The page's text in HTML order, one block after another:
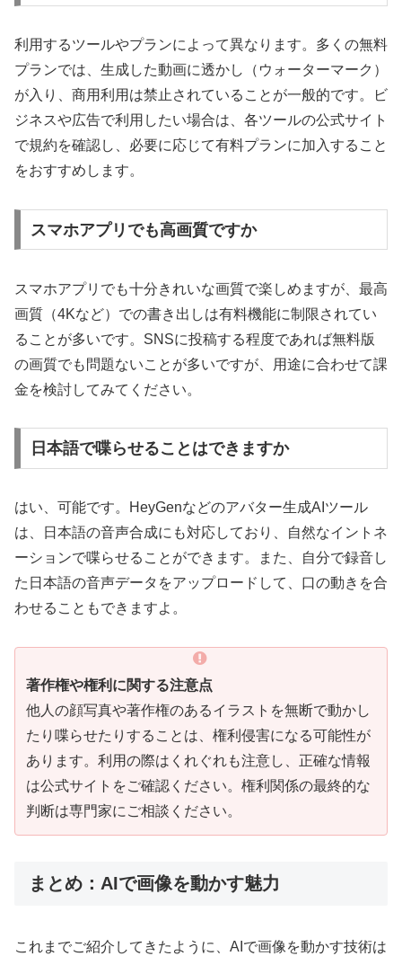
利用するツールやプランによって異なります。多くの無料
プランでは、生成した動画に透かし（ウォーターマーク）
が入り、商用利用は禁止されていることが一般的です。ビ
ジネスや広告で利用したい場合は、各ツールの公式サイト
で規約を確認し、必要に応じて有料プランに加入すること
をおすすめします。
スマホアプリでも高画質ですか
スマホアプリでも十分きれいな画質で楽しめますが、最高
画質（4Kなど）での書き出しは有料機能に制限されてい
ることが多いです。SNSに投稿する程度であれば無料版
の画質でも問題ないことが多いですが、用途に合わせて課
金を検討してみてください。
日本語で喋らせることはできますか
はい、可能です。HeyGenなどのアバター生成AIツール
は、日本語の音声合成にも対応しており、自然なイントネ
ーションで喋らせることができます。また、自分で録音し
た日本語の音声データをアップロードして、口の動きを合
わせることもできますよ。
著作権や権利に関する注意点
他人の顔写真や著作権のあるイラストを無断で動かし
たり喋らせたりすることは、権利侵害になる可能性が
あります。利用の際はくれぐれも注意し、正確な情報
は公式サイトをご確認ください。権利関係の最終的な
判断は専門家にご相談ください。
まとめ：AIで画像を動かす魅力
これまでご紹介してきたように、AIで画像を動かす技術は